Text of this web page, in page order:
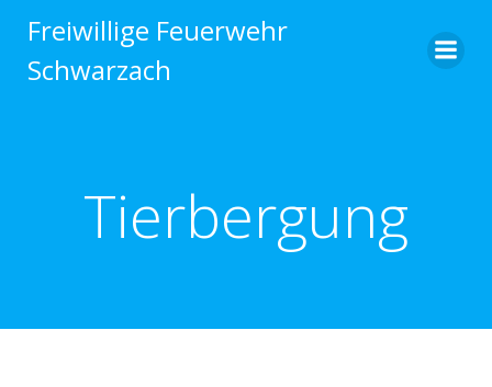
Inhalt
Freiwillige Feuerwehr
Schwarzach
Tierbergung